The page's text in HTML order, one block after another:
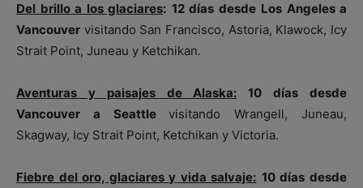
Del brillo a los glaciares: 12 días desde Los Angeles a
Vancouver visitando San Francisco, Astoria, Klawock, Icy
Strait Point, Juneau y Ketchikan.
Aventuras y paisajes de Alaska: 10 días desde
Vancouver a Seattlevisitando Wrangell, Juneau,
Skagway, Icy Strait Point, Ketchikan y Victoria.
Fiebre del oro, glaciares y vida salvaje: 10 días desde